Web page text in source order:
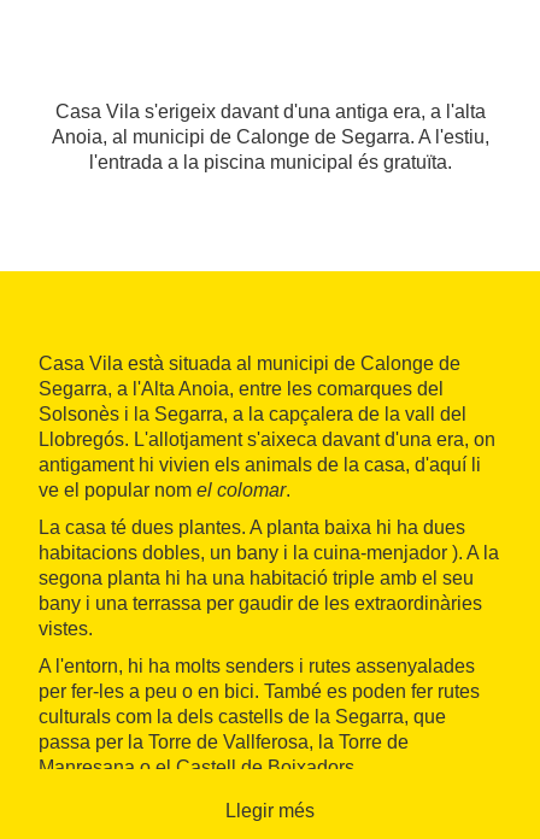
Casa Vila s'erigeix davant d'una antiga era, a l'alta
Anoia, al municipi de Calonge de Segarra. A l'estiu,
l'entrada a la piscina municipal és gratuïta.
Casa Vila està situada al municipi de Calonge de
Segarra, a l'Alta Anoia, entre les comarques del
Solsonès i la Segarra, a la capçalera de la vall del
Llobregós. L'allotjament s'aixeca davant d'una era, on
antigament hi vivien els animals de la casa, d'aquí li
ve el popular nom el colomar.
La casa té dues plantes. A planta baixa hi ha dues
habitacions dobles, un bany i la cuina-menjador ). A la
segona planta hi ha una habitació triple amb el seu
bany i una terrassa per gaudir de les extraordinàries
vistes.
A l'entorn, hi ha molts senders i rutes assenyalades
per fer-les a peu o en bici. També es poden fer rutes
culturals com la dels castells de la Segarra, que
passa per la Torre de Vallferosa, la Torre de
Manresana o el Castell de Boixadors.
Llegir més